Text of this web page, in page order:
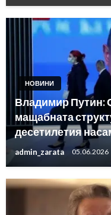
НОВИНИ
Владимир Путин:
мащабната
десетилетия
admin_zarata 05.06.2026